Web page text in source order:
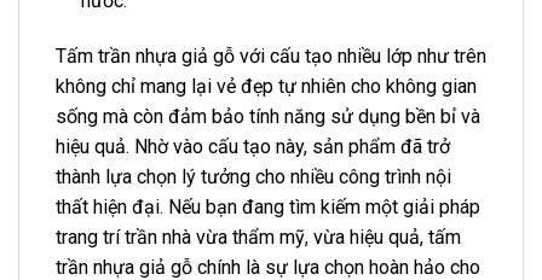
Tấm trần nhựa giả gỗ với cấu tạo nhiều lớp như trên
không chỉ mang lại vẻ đẹp tự nhiên cho không gian
sống mà còn đảm bảo tính năng sử dụng bền bỉ và
hiệu quả. Nhờ vào cấu tạo này, sản phẩm đã trở
thành lựa chọn lý tưởng cho nhiều công trình nội
thất hiện đại. Nếu bạn đang tìm kiếm một giải pháp
trang trí trần nhà vừa thẩm mỹ, vừa hiệu quả, tấm
trần nhựa giả gỗ chính là sự lựa chọn hoàn hảo cho